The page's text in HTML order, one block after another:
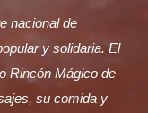
nacional de
y solidaria. El
Rincón Mágico de
su comida y